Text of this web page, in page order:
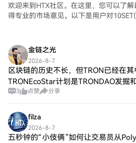
欢迎来到HTX社区。在这里，您可以了
得专业的市场意见。以下是用户对
金链之光
2026-8-7
区块链的历史不长，但TRON已经在
TRONEcoStar计划是TRONDAO发掘
要机制。通过为优质项目提供资金支
3 点赞 分享
filza
2026-8-7
五秒钟的“小伎俩”如何让交易员从